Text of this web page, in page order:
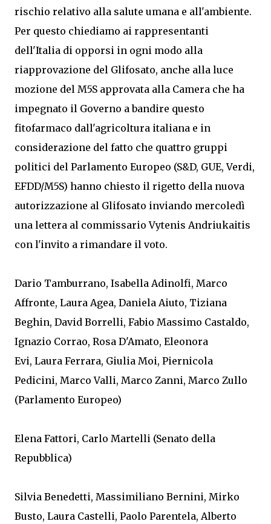
rischio relativo alla salute umana e all'ambiente.
Per questo chiediamo ai rappresentanti
dell'Italia di opporsi in ogni modo alla
riapprovazione del Glifosato, anche alla luce
mozione del M5S approvata alla Camera che ha
impegnato il Governo a bandire questo
fitofarmaco dall'agricoltura italiana e in
considerazione del fatto che quattro gruppi
politici del Parlamento Europeo (S&D, GUE, Verdi,
EFDD/M5S) hanno chiesto il rigetto della nuova
autorizzazione al Glifosato inviando mercoledì
una lettera al commissario Vytenis Andriukaitis
con l'invito a rimandare il voto.
Dario Tamburrano, Isabella Adinolfi, Marco
Affronte, Laura Agea, Daniela Aiuto, Tiziana
Beghin, David Borrelli, Fabio Massimo Castaldo,
Ignazio Corrao, Rosa D'Amato, Eleonora
Evi, Laura Ferrara, Giulia Moi, Piernicola
Pedicini, Marco Valli, Marco Zanni, Marco Zullo
(Parlamento Europeo)
Elena Fattori, Carlo Martelli (Senato della
Repubblica)
Silvia Benedetti, Massimiliano Bernini, Mirko
Busto, Laura Castelli, Paolo Parentela, Alberto